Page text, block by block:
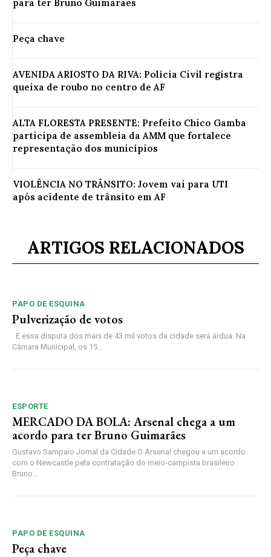
para ter Bruno Guimarães
Peça chave
AVENIDA ARIOSTO DA RIVA: Polícia Civil registra
queixa de roubo no centro de AF
ALTA FLORESTA PRESENTE: Prefeito Chico Gamba
participa de assembleia da AMM que fortalece
representação dos municípios
VIOLÊNCIA NO TRÂNSITO: Jovem vai para UTI
após acidente de trânsito em AF
ARTIGOS RELACIONADOS
PAPO DE ESQUINA
Pulverização de votos
E essa disputa dos mais de 43 mil votos da cidade será árdua. Na
Câmara Municipal, os 15...
ESPORTE
MERCADO DA BOLA: Arsenal chega a um
acordo para ter Bruno Guimarães
Gustavo Sampaio Jornal da Cidade O Arsenal chegou a um acordo
com o Newcastle pela contratação do meio-campista brasileiro
Bruno...
PAPO DE ESQUINA
Peça chave